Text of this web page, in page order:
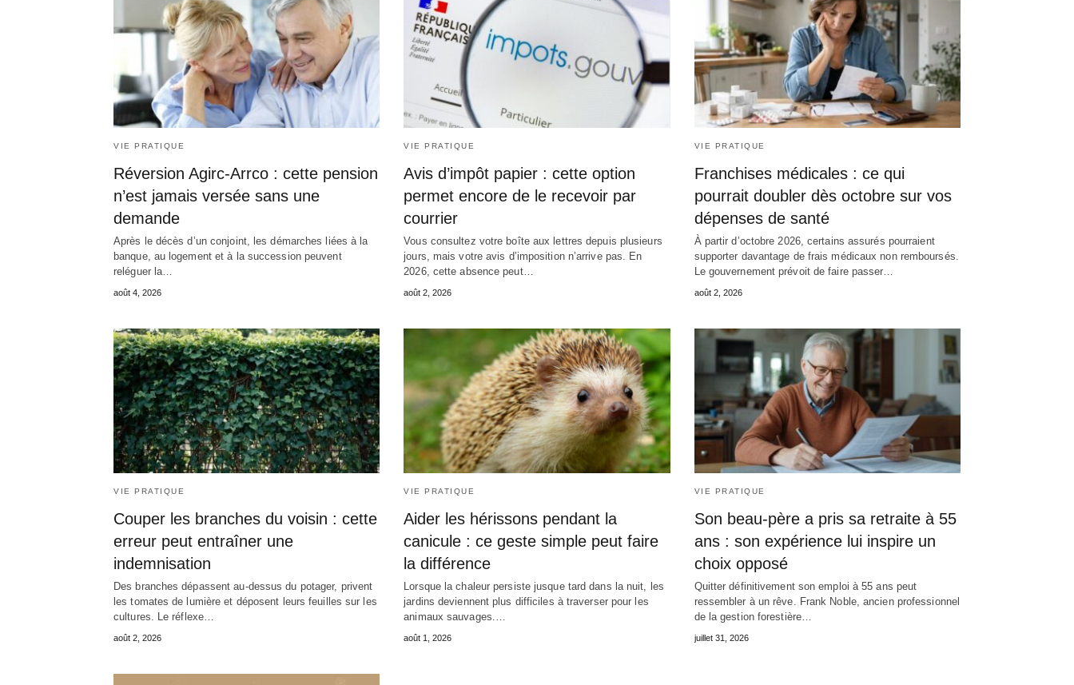
VIE PRATIQUE
Réversion Agirc-Arrco : cette pension
n’est jamais versée sans une
demande
Après le décès d’un conjoint, les démarches liées à la
banque, au logement et à la succession peuvent
reléguer la…
août 4, 2026
VIE PRATIQUE
Avis d’impôt papier : cette option
permet encore de le recevoir par
courrier
Vous consultez votre boîte aux lettres depuis plusieurs
jours, mais votre avis d’imposition n’arrive pas. En
2026, cette absence peut…
août 2, 2026
VIE PRATIQUE
Franchises médicales : ce qui
pourrait doubler dès octobre sur vos
dépenses de santé
À partir d’octobre 2026, certains assurés pourraient
supporter davantage de frais médicaux non remboursés.
Le gouvernement prévoit de faire passer…
août 2, 2026
VIE PRATIQUE
Couper les branches du voisin : cette
erreur peut entraîner une
indemnisation
Des branches dépassent au-dessus du potager, privent
les tomates de lumière et déposent leurs feuilles sur les
cultures. Le réflexe…
août 2, 2026
VIE PRATIQUE
Aider les hérissons pendant la
canicule : ce geste simple peut faire
la différence
Lorsque la chaleur persiste jusque tard dans la nuit, les
jardins deviennent plus difficiles à traverser pour les
animaux sauvages.…
août 1, 2026
VIE PRATIQUE
Son beau-père a pris sa retraite à 55
ans : son expérience lui inspire un
choix opposé
Quitter définitivement son emploi à 55 ans peut
ressembler à un rêve. Frank Noble, ancien professionnel
de la gestion forestière…
juillet 31, 2026